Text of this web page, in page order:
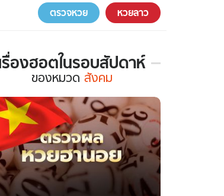
ความรู้รอบตัว
ฮาวทู
ตรวจหวย หวยลาว
รื่องฮอตในรอบสัปดาห์
ห์
ของหมวด สังคม